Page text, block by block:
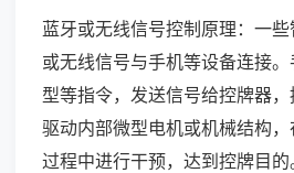
蓝牙或无线信号控制原理：一
或无线信号与手机等设备连接
型等指令，发送信号给控牌器
驱动内部微型电机或机械结构
过程中进行干预，达到控牌目的